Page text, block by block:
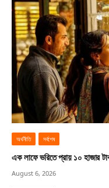
অর্থনীতি সর্বশেষ
এক লাফে ভরিতে প্রায় ১০ হাজার
August 6, 2026